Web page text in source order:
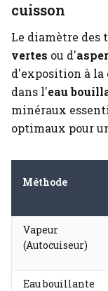
cuisson
Le diamètre des
vertes ou d'
d'exposition à la
dans l'eau
minéraux
optimaux pour
Méthode
Vapeur
(Autocuiseur)
Eau bouillante